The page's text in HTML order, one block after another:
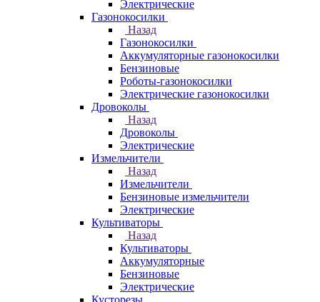
Электрические
Газонокосилки
Назад
Газонокосилки
Аккумуляторные газонокосилки
Бензиновые
Роботы-газонокосилки
Электрические газонокосилки
Дровоколы
Назад
Дровоколы
Электрические
Измельчители
Назад
Измельчители
Бензиновые измельчители
Электрические
Культиваторы
Назад
Культиваторы
Аккумуляторные
Бензиновые
Электрические
Кусторезы